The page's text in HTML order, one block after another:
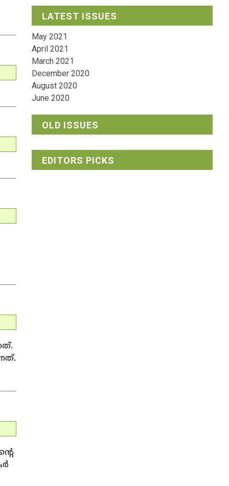
LATEST ISSUES
May 2021
April 2021
March 2021
December 2020
August 2020
June 2020
OLD ISSUES
EDITORS PICKS